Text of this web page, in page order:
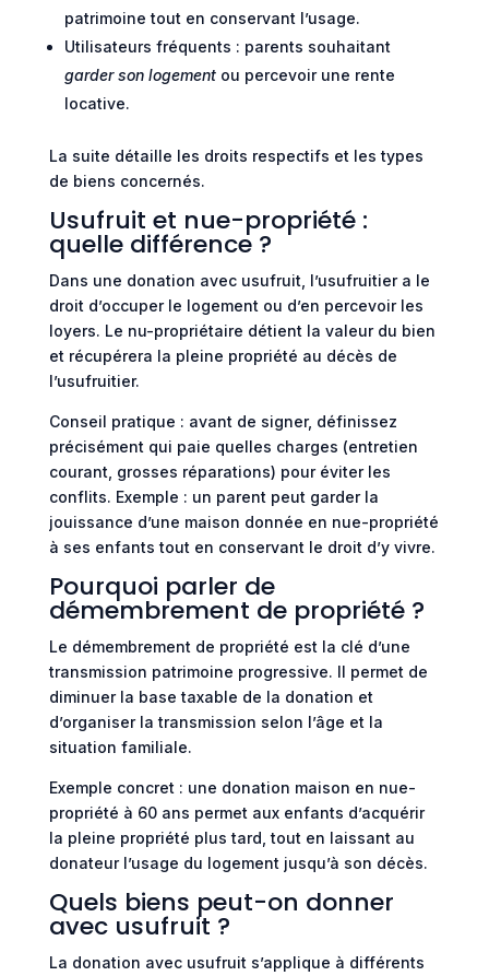
patrimoine tout en conservant l’usage.
Utilisateurs fréquents : parents souhaitant
garder son logementou percevoir une rente
locative.
La suite détaille les droits respectifs et les types
de biens concernés.
Usufruit et nue-propriété :
quelle différence ?
Dans une donation avec usufruit, l’usufruitier a le
droit d’occuper le logement ou d’en percevoir les
loyers. Le nu-propriétaire détient la valeur du bien
et récupérera la pleine propriété au décès de
l’usufruitier.
Conseil pratique : avant de signer, définissez
précisément qui paie quelles charges (entretien
courant, grosses réparations) pour éviter les
conflits. Exemple : un parent peut garder la
jouissance d’une maison donnée en nue-propriété
à ses enfants tout en conservant le droit d’y vivre.
Pourquoi parler de
démembrement de propriété ?
Le démembrement de propriété est la clé d’une
transmission patrimoine progressive. Il permet de
diminuer la base taxable de la donation et
d’organiser la transmission selon l’âge et la
situation familiale.
Exemple concret : une donation maison en nue-
propriété à 60 ans permet aux enfants d’acquérir
la pleine propriété plus tard, tout en laissant au
donateur l’usage du logement jusqu’à son décès.
Quels biens peut-on donner
avec usufruit ?
La donation avec usufruit s’applique à différents